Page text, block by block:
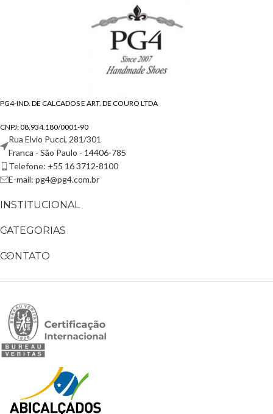
PG4-IND. DE CALCADOS E ART. DE COURO LTDA
CNPJ: 08.934.180/0001-90
Rua Elvio Pucci, 281/301
Franca - São Paulo - 14406-785
Telefone: +55 16 3712-8100
E-mail: pg4@pg4.com.br
INSTITUCIONAL
CATEGORIAS
CONTATO